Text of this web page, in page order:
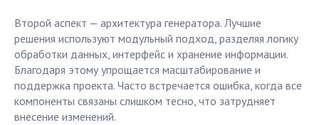
Второй аспект — архитектура генератора. Лучшие
решения используют модульный подход, разделяя логику
обработки данных, интерфейс и хранение информации.
Благодаря этому упрощается масштабирование и
поддержка проекта. Часто встречается ошибка, когда все
компоненты связаны слишком тесно, что затрудняет
внесение изменений.